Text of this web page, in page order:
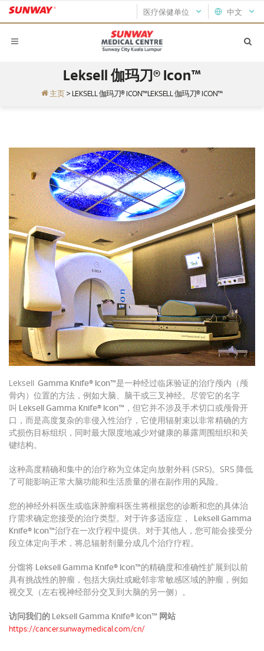
中文
医疗保健单位
Leksell 伽玛刀® Icon™
主页 > LEKSELL 伽玛刀® ICON™LEKSELL 伽玛刀® ICON™
Leksell Gamma Knife® Icon™是一种经过临床验证的治疗颅内（颅
骨内）位置的方法，例如大脑、脑干或三叉神经。 尽管它的名字
叫 Leksell Gamma Knife® Icon™ ，但它并不涉及手术切口或颅骨开
口，而是高度复杂的非侵入性治疗，它使用辐射束以非常精确的方
式损伤目标组织，同时最大限度地减少对健康的暴露周围组织和关
键结构。
这种高度精确和集中的治疗称为立体定向放射外科 (SRS)。 SRS 降低
了可能影响正常大脑功能和生活质量的潜在副作用的风险。
您的神经外科医生或临床肿瘤科医生将根据您的诊断和您的具体治
疗需求确定您接受的治疗类型。 对于许多适应症，
Leksell Gamma
Knife® Icon™治疗在一次疗程中提供。 对于其他人，您可能会接受分
段立体定向手术，将总辐射剂量分成几个治疗疗程。
分馏将 Leksell Gamma Knife® Icon™的精确度和准确性扩展到以前
具有挑战性的肿瘤，包括大病灶或毗邻非常敏感区域的肿瘤，例如
视交叉（左右视神经部分交叉到大脑的另一侧）。
访问我们的 Leksell Gamma Knife® Icon™ 网站
https://cancer.sunwaymedical.com/cn/